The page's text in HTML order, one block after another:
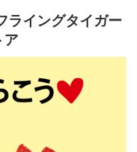
ライングタイガー
ア